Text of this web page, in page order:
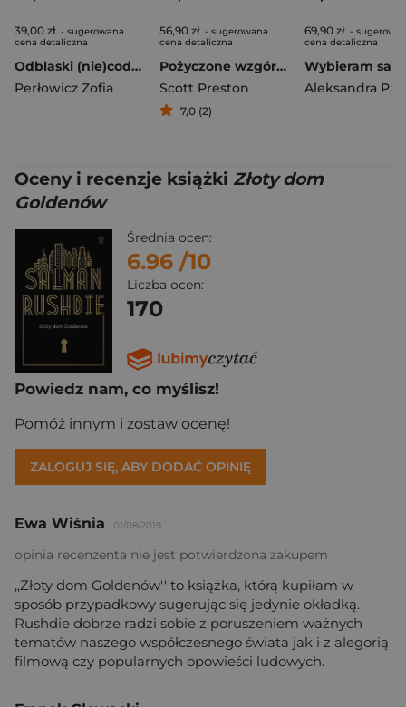
39,00 zł - sugerowana
cena detaliczna
Odblaski (nie)codzienności
Perłowicz Zofia
56,90 zł - sugerowana
cena detaliczna
Pożyczone wzgórza
Scott Preston
7,0 (2)
69,90 zł -
cena detaliczna
Aleksandra
Oceny i recenzje książki Złoty dom
Goldenów
Średnia ocen:
6.96 /10
Liczba ocen:
170
Powiedz nam, co myślisz!
Pomóż innym i zostaw ocenę!
ZALOGUJ SIĘ, ABY DODAĆ OPINIĘ
Ewa Wiśnia 01/08/2019
opinia recenzenta nie jest potwierdzona zakupem
,,Złoty dom Goldenów'' to książka, którą kupiłam w
sposób przypadkowy sugerując się jedynie okładką.
Rushdie dobrze radzi sobie z poruszeniem ważnych
tematów naszego współczesnego świata jak i z alegorią
filmową czy popularnych opowieści ludowych.